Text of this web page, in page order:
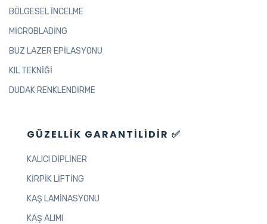
BÖLGESEL İNCELME
MİCROBLADİNG
BUZ LAZER EPİLASYONU
KIL TEKNİĞİ
DUDAK RENKLENDİRME
GÜZELLIK GARANTILIDIR ✅
KALICI DİPLİNER
KİRPİK LİFTİNG
KAŞ LAMİNASYONU
KAŞ ALIMI